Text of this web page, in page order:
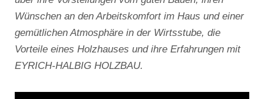
Wünschen an den Arbeitskomfort im Haus und einer
gemütlichen Atmosphäre in der Wirtsstube, die
Vorteile eines Holzhauses und ihre Erfahrungen mit
EYRICH-HALBIG HOLZBAU.